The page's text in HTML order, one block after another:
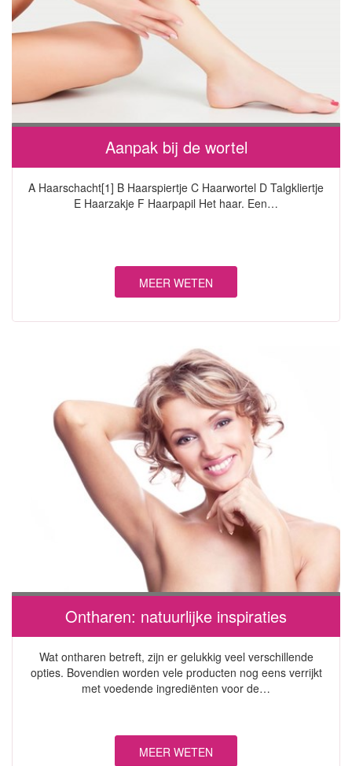
Aanpak bij de wortel
A Haarschacht[1] B Haarspiertje C Haarwortel D Talgkliertje
E Haarzakje F Haarpapil Het haar. Een…
MEER WETEN
Ontharen: natuurlijke inspiraties
Wat ontharen betreft, zijn er gelukkig veel verschillende
opties. Bovendien worden vele producten nog eens verrijkt
met voedende ingrediënten voor de…
MEER WETEN